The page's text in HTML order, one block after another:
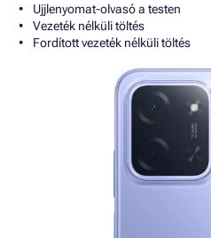
Ujjlenyomat-olvasó a testen
Vezeték nélküli töltés
Fordított vezeték nélküli töltés